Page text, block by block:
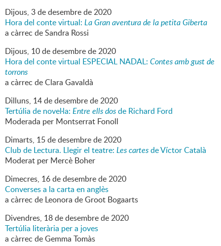
Dijous, 3dedesembrede2020
Hora del conte virtual: La Gran aventura de la petita Giberta
a càrrec de Sandra Rossi
Dijous, 10dedesembrede2020
Hora del conte virtual ESPECIAL NADAL: Contes amb gust de
torrons
a càrrec de Clara Gavaldà
Dilluns, 14dedesembrede2020
Tertúlia de novel·la: Entre ells dosde Richard Ford
Moderada per Montserrat Fonoll
Dimarts, 15dedesembrede2020
Club de Lectura. Llegir el teatre: Les cartesde Víctor Català
Moderat per Mercè Boher
Dimecres, 16dedesembrede2020
Converses a la carta en anglès
a càrrec de Leonora de Groot Bogaarts
Divendres, 18dedesembrede2020
Tertúlia literària per a joves
a càrrec de Gemma Tomàs